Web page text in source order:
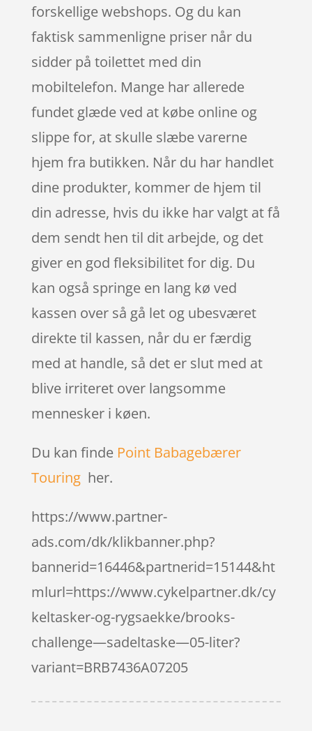
forskellige webshops. Og du kan
faktisk sammenligne priser når du
sidder på toilettet med din
mobiltelefon. Mange har allerede
fundet glæde ved at købe online og
slippe for, at skulle slæbe varerne
hjem fra butikken. Når du har handlet
dine produkter, kommer de hjem til
din adresse, hvis du ikke har valgt at få
dem sendt hen til dit arbejde, og det
giver en god fleksibilitet for dig. Du
kan også springe en lang kø ved
kassen over så gå let og ubesværet
direkte til kassen, når du er færdig
med at handle, så det er slut med at
blive irriteret over langsomme
mennesker i køen.
Du kan finde Point Babagebærer
Touringher.
https://www.partner-
ads.com/dk/klikbanner.php?
bannerid=16446&partnerid=15144&ht
mlurl=https://www.cykelpartner.dk/cy
keltasker-og-rygsaekke/brooks-
challenge—sadeltaske—05-liter?
variant=BRB7436A07205